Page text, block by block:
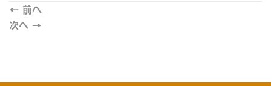
← 前へ
次へ →